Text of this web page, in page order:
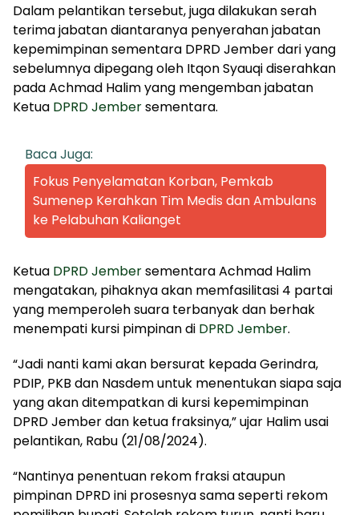
Dalam pelantikan tersebut, juga dilakukan serah
terima jabatan diantaranya penyerahan jabatan
kepemimpinan sementara DPRD Jember dari yang
sebelumnya dipegang oleh Itqon Syauqi diserahkan
pada Achmad Halim yang mengemban jabatan
Ketua DPRD Jembersementara.
Baca Juga:
Fokus Penyelamatan Korban, Pemkab
Sumenep Kerahkan Tim Medis dan Ambulans
ke Pelabuhan Kalianget
Ketua DPRD Jembersementara Achmad Halim
mengatakan, pihaknya akan memfasilitasi 4 partai
yang memperoleh suara terbanyak dan berhak
menempati kursi pimpinan di DPRD Jember.
“Jadi nanti kami akan bersurat kepada Gerindra,
PDIP, PKB dan Nasdem untuk menentukan siapa saja
yang akan ditempatkan di kursi kepemimpinan
DPRD Jember dan ketua fraksinya,” ujar Halim usai
pelantikan, Rabu (21/08/2024).
“Nantinya penentuan rekom fraksi ataupun
pimpinan DPRD ini prosesnya sama seperti rekom